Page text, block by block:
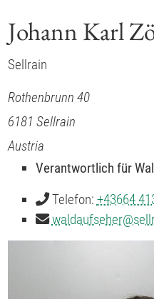
Johann Karl
Sellrain
Rothenbrunn 40
6181 Sellrain
Austria
Verantwortlich für
Telefon: +43664
waldaufseher@